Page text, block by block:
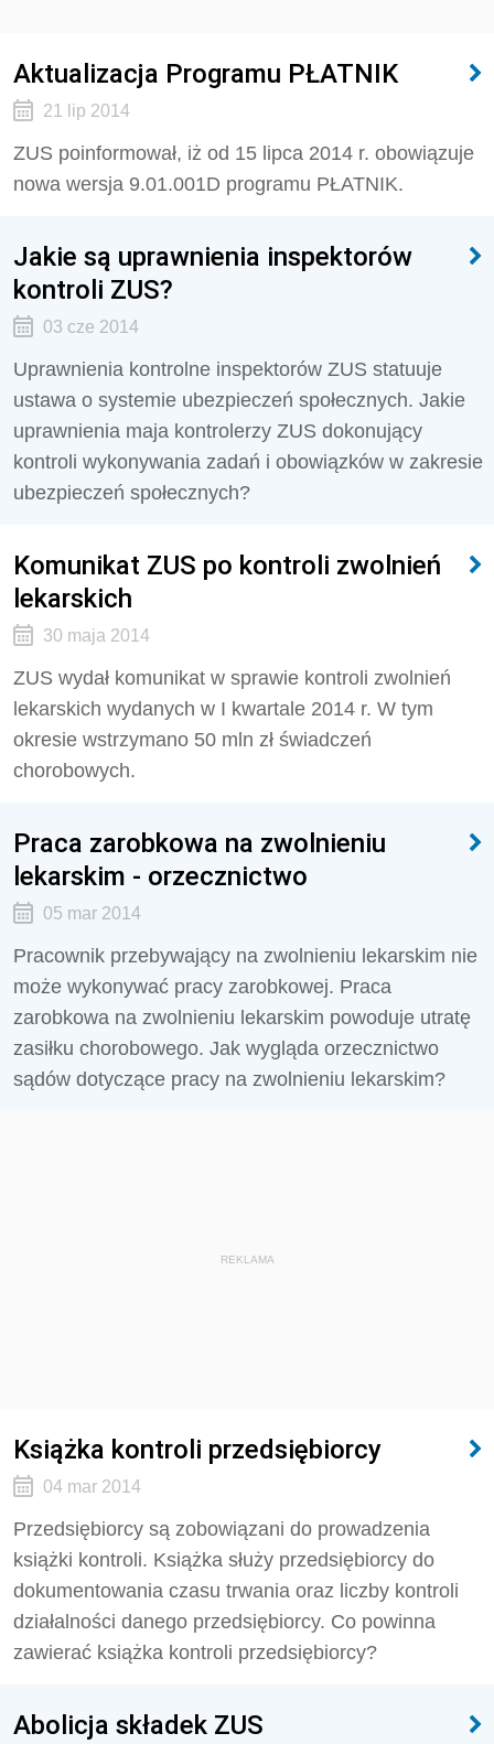
Aktualizacja Programu PŁATNIK
21 lip 2014
ZUS poinformował, iż od 15 lipca 2014 r. obowiązuje
nowa wersja 9.01.001D programu PŁATNIK.
Jakie są uprawnienia inspektorów
kontroli ZUS?
03 cze 2014
Uprawnienia kontrolne inspektorów ZUS statuuje
ustawa o systemie ubezpieczeń społecznych. Jakie
uprawnienia maja kontrolerzy ZUS dokonujący
kontroli wykonywania zadań i obowiązków w zakresie
ubezpieczeń społecznych?
Komunikat ZUS po kontroli zwolnień
lekarskich
30 maja 2014
ZUS wydał komunikat w sprawie kontroli zwolnień
lekarskich wydanych w I kwartale 2014 r. W tym
okresie wstrzymano 50 mln zł świadczeń
chorobowych.
Praca zarobkowa na zwolnieniu
lekarskim - orzecznictwo
05 mar 2014
Pracownik przebywający na zwolnieniu lekarskim nie
może wykonywać pracy zarobkowej. Praca
zarobkowa na zwolnieniu lekarskim powoduje utratę
zasiłku chorobowego. Jak wygląda orzecznictwo
sądów dotyczące pracy na zwolnieniu lekarskim?
REKLAMA
Książka kontroli przedsiębiorcy
04 mar 2014
Przedsiębiorcy są zobowiązani do prowadzenia
książki kontroli. Książka służy przedsiębiorcy do
dokumentowania czasu trwania oraz liczby kontroli
działalności danego przedsiębiorcy. Co powinna
zawierać książka kontroli przedsiębiorcy?
Abolicja składek ZUS